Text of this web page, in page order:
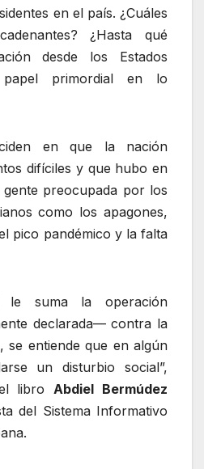
en el país. ¿Cuáles
¿Hasta qué
desde los Estados
primordial en lo
en que la nación
difíciles y que hubo en
gente preocupada por los
como los apagones,
pico pandémico y la falta
suma la operación
declarada— contra la
se entiende que en algún
un disturbio social”,
libro Abdiel Bermúdez
del Sistema Informativo